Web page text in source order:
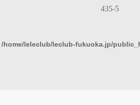
435-5
/home/leleclub/leclub-fukuoka.jp/